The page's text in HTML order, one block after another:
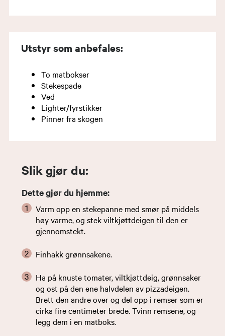
Utstyr som anbefales:
​To matbokser
Stekespade
Ved
Lighter/fyrstikker
Pinner fra skogen
Slik gjør du:
Dette gjør du hjemme:
Varm opp en stekepanne med smør på middels
høy varme, og stek viltkjøttdeigen til den er
gjennomstekt.
Finhakk grønnsakene.
Ha på knuste tomater, viltkjøttdeig, grønnsaker
og ost på den ene halvdelen av pizzadeigen.
Brett den andre over og del opp i remser som er
cirka fire centimeter brede. Tvinn remsene, og
legg dem i en matboks.